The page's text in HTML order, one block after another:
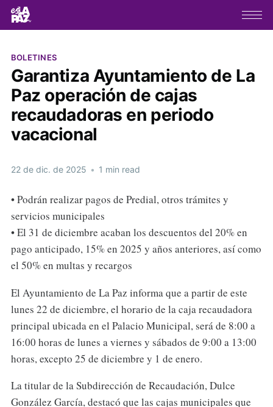
BOLETINES
Garantiza Ayuntamiento de La
Paz operación de cajas
recaudadoras en periodo
vacacional
22 de dic. de 2025 • 1 min read
• Podrán realizar pagos de Predial, otros trámites y
servicios municipales
• El 31 de diciembre acaban los descuentos del 20% en
pago anticipado, 15% en 2025 y años anteriores, así como
el 50% en multas y recargos
El Ayuntamiento de La Paz informa que a partir de este
lunes 22 de diciembre, el horario de la caja recaudadora
principal ubicada en el Palacio Municipal, será de 8:00 a
16:00 horas de lunes a viernes y sábados de 9:00 a 13:00
horas, excepto 25 de diciembre y 1 de enero.
La titular de la Subdirección de Recaudación, Dulce
González García, destacó que las cajas municipales que